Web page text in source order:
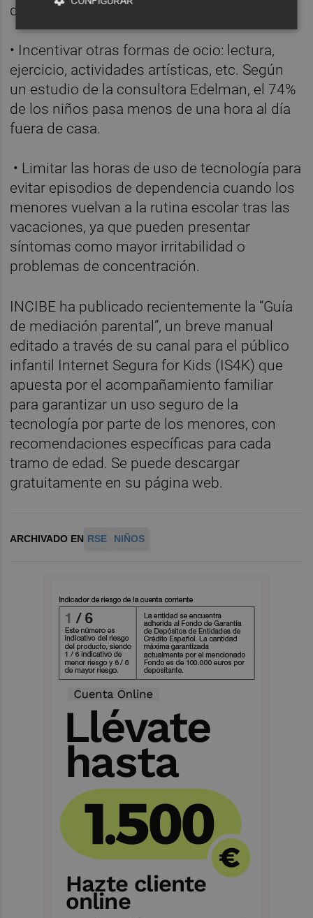
detalles personales.
• Incentivar otras formas de ocio: lectura,
ejercicio, actividades artísticas, etc. Según
un estudio de la consultora Edelman, el 74%
de los niños pasa menos de una hora al día
fuera de casa.
• Limitar las horas de uso de tecnología para
evitar episodios de dependencia cuando los
menores vuelvan a la rutina escolar tras las
vacaciones, ya que pueden presentar
síntomas como mayor irritabilidad o
problemas de concentración.
INCIBE ha publicado recientemente la “Guía
de mediación parental”, un breve manual
editado a través de su canal para el público
infantil Internet Segura for Kids (IS4K) que
apuesta por el acompañamiento familiar
para garantizar un uso seguro de la
tecnología por parte de los menores, con
recomendaciones específicas para cada
tramo de edad. Se puede descargar
gratuitamente en su página web.
ARCHIVADO EN RSE NIÑOS